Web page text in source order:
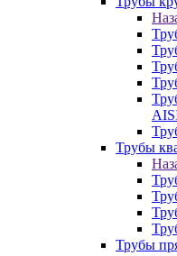
Трубы
Трубы